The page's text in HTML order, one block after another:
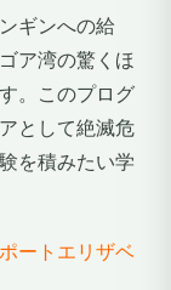
ギンへの給
ア湾の驚くほ
。このプログ
として絶滅危
を積みたい学
ートエリザベ